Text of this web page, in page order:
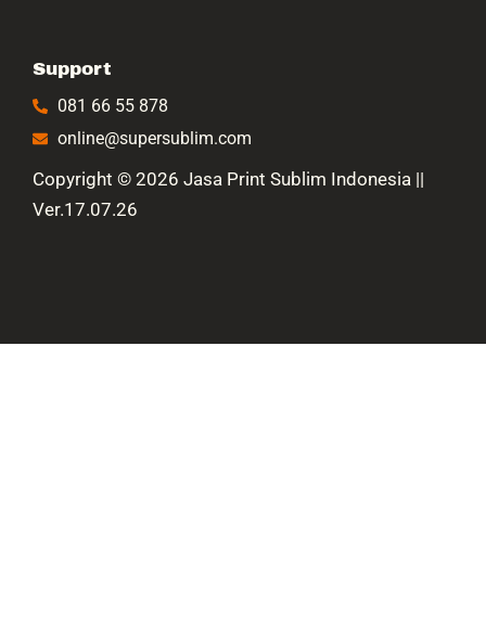
Support
081 66 55 878
online@supersublim.com
Copyright © 2026 Jasa Print Sublim Indonesia ||
Ver.17.07.26